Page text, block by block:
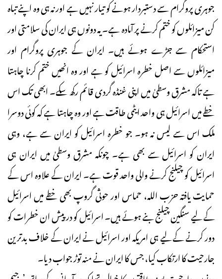
جوہری پروگرام سے دستبردار ہونے کو تیار نہیں ہے اور نہ ہی وہ اپنے تباہ
کن میزائلوں کو ختم کرنے پر آمادہ ہے۔ یہ دونوں ہی ایران کی سلامتی اور
استحکام سے جڑے ہوئے ہیں۔ ایران کے جوہری پروگرام اور
میزائلوں سے اصل خطرہ اسرائیل کو ہے اور وہ انھیں ختم کرنا چاہتا
ہے تاکہ مشرق وسطیٰ میں اپنی غنڈہ گردی قائم رکھ سکے۔ ابھی تک اس
خطے میں اسرائیل ہی واحد ایٹمی طاقت ہے اور وہ چاہتا ہے کہ کوئی دوسرا
ملک اس سے لیس نہ ہو۔ جو خطرہ اسرائیل کو ایران سے ہے، وہی
ایران کو اسرائیل سے بھی ہے۔ چونکہ مشرق وسطیٰ میں ایران ہی
اسرائیل کو چیلنج کرنے والی واحد قوت ہے۔ ایران کے علاوہ اس کے
حمایت یافتہ حزب اللہ، حماس اور حوثی گروپ بھی خطے میں اسرائیل
کے لیے سنگین چیلنج بنے ہوئے ہیں۔ اسرائیل کو درپیش ان خطرات کو
دور کرنے کے لیے ہی امریکہ اور اسرائیل نے ایران کے خلاف بدترین
جارحیت کا ارتکاب کیا، جس کا ایران نے منہ توڑ جواب دیا۔